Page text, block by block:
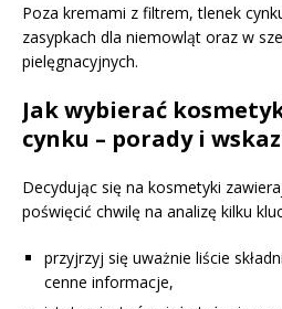
Poza kremami z filtrem, tlenek
zasypkach dla niemowląt oraz w
pielęgnacyjnych.
Jak wybierać
cynku – porady i
Decydując się na kosmetyki
poświęcić chwilę na analizę kilku
przyjrzyj się uważnie liście
cenne informacje,